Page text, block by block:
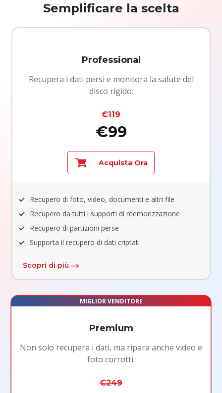
Semplificare la scelta
Professional
Recupera i dati persi e monitora la salute del
disco rigido.
€119
€99
Acquista Ora
Recupero di foto, video, documenti e altri file
Recupero da tutti i supporti di memorizzazione
Recupero di partizioni perse
Supporta il recupero di dati criptati
Scopri di più
MIGLIOR VENDITORE
Premium
Non solo recupera i dati, ma ripara anche video e
foto corrotti.
€249